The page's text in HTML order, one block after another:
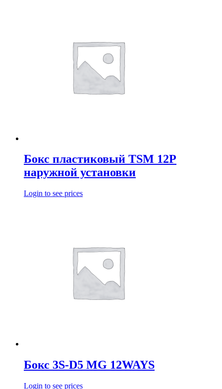
Бокс пластиковый TSM 12P
наружной установки
Login to see prices
Бокс 3S-D5 MG 12WAYS
Login to see prices